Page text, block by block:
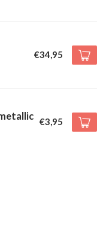
€34,95
€3,95